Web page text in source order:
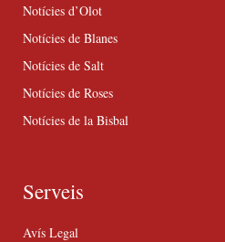
Notícies d’Olot
Notícies de Blanes
Notícies de Salt
Notícies de Roses
Notícies de la Bisbal
Serveis
Avís Legal